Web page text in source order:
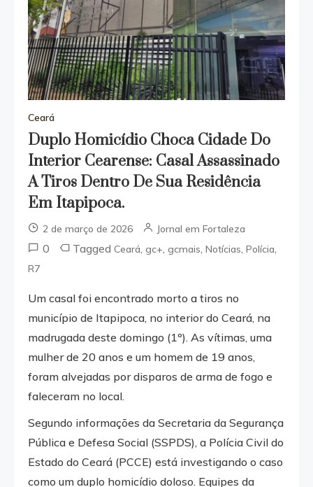
Ceará
Duplo Homicídio Choca Cidade Do
Interior Cearense: Casal Assassinado
A Tiros Dentro De Sua Residência
Em Itapipoca.
2 de março de 2026 Jornal em Fortaleza
0 Tagged Ceará, gc+, gcmais, Notícias, Polícia,
R7
Um casal foi encontrado morto a tiros no
município de Itapipoca, no interior do Ceará, na
madrugada deste domingo (1º). As vítimas, uma
mulher de 20 anos e um homem de 19 anos,
foram alvejadas por disparos de arma de fogo e
faleceram no local.
Segundo informações da Secretaria da Segurança
Pública e Defesa Social (SSPDS), a Polícia Civil do
Estado do Ceará (PCCE) está investigando o caso
como um duplo homicídio doloso. Equipes da